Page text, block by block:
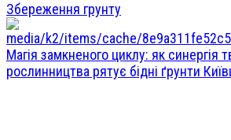
Збереження грунту
Магія замкненого циклу: як синергія
рослинництва рятує бідні ґрунти